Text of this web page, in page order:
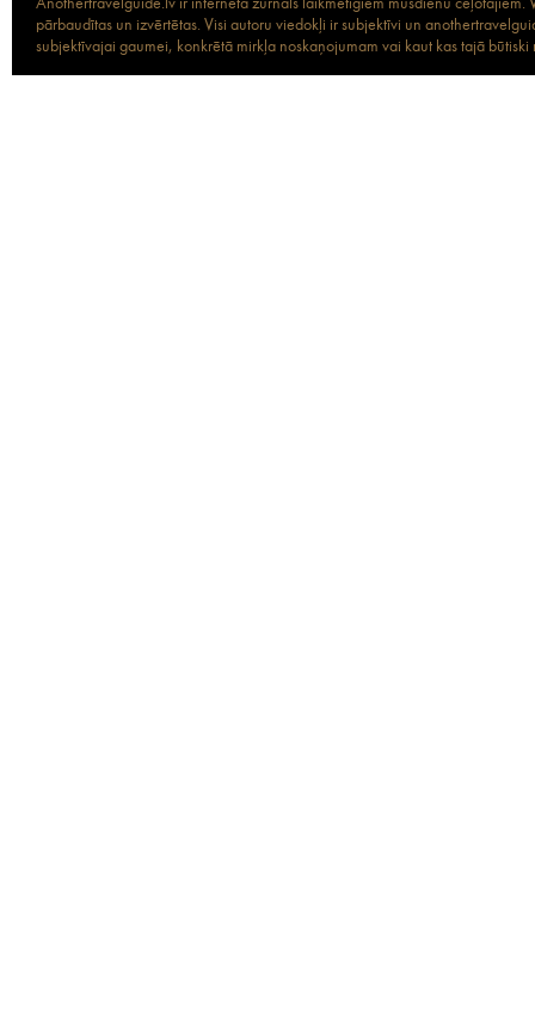
Anothertravelguide.lv ir interneta žurnāls laikmetīgiem mūsdienu
pārbaudītas un izvērtētas. Visi autoru viedokļi ir subjektīvi un
subjektīvajai gaumei, konkrētā mirkļa noskaņojumam vai kaut kas tajā